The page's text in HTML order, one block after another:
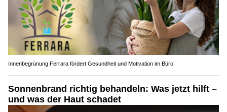
Innenbegrünung Ferrara fördert Gesundheit und Motivation im Büro
Sonnenbrand richtig behandeln: Was jetzt hilft –
und was der Haut schadet